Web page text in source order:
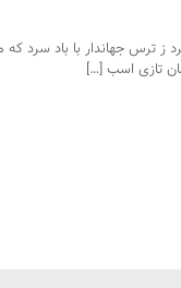
ترس جهاندار با باد سرد که
تازی اسب […]